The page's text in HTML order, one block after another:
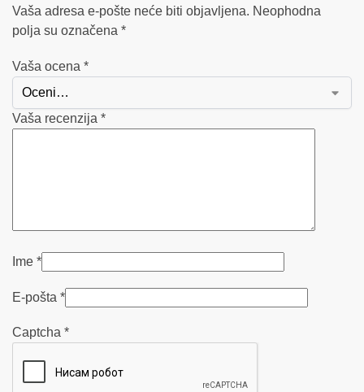
Vaša adresa e-pošte neće biti objavljena. Neophodna
polja su označena *
Vaša ocena *
Vaša recenzija *
Ime *
E-pošta *
Captcha *